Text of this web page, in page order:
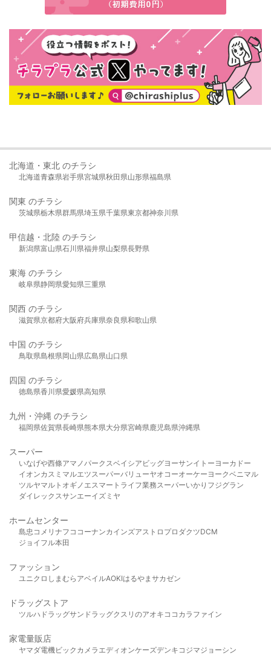
北海道・東北 のチラシ
北海道青森県岩手県宮城県秋田県山形県福島県
関東 のチラシ
茨城県栃木県群馬県埼玉県千葉県東京都神奈川県
甲信越・北陸 のチラシ
新潟県富山県石川県福井県山梨県長野県
東海 のチラシ
岐阜県静岡県愛知県三重県
関西 のチラシ
滋賀県京都府大阪府兵庫県奈良県和歌山県
中国 のチラシ
鳥取県島根県岡山県広島県山口県
四国 のチラシ
徳島県香川県愛媛県高知県
九州・沖縄 のチラシ
福岡県佐賀県長崎県熊本県大分県宮崎県鹿児島県沖縄県
スーパー
いなげや西條アマノパークスベイシア ビッグヨーサンイトーヨーカドー
イオンカスミ マルエツスーパーバリューヤオコーオーケー ヨークベニマル
ツルヤマルト オギノ エスマート ライフ業務スーパーいかり フジグラン
ダイレックスサンエーイズミヤ
ホームセンター
島忠 コメリ ナフコ コーナンカインズアストロプロダクツDCM
ジョイフル本田
ファッション
ユニクロ しまむら アベイルAOKIはるやま サカゼン
ドラッグストア
ツルハドラッグサンドラッグクスリのアオキ ココカラファイン
家電量販店
ヤマダ電機ビックカメラ エディオンケーズデンキ コジマジョーシン